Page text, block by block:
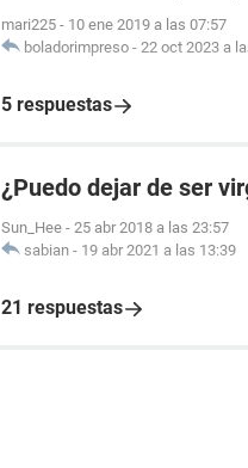
mari225 - 10 ene 2019 a las 07:57
boladorimpreso - 22 oct 2023 a
5 respuestas
¿Puedo dejar de ser
Sun_Hee - 25 abr 2018 a las 23:57
sabian - 19 abr 2021 a las 13:39
21 respuestas